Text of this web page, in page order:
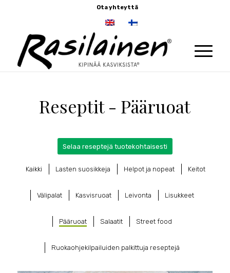
Ota yhteyttä
Reseptit - Pääruoat
Selaa reseptejä tuotekohtaisesti
Kaikki Lasten suosikkeja Helpot ja nopeat Keitot
Välipalat Kasvisruoat Leivonta Lisukkeet
Pääruoat Salaatit Street food
Ruokaohjekilpailuiden palkittuja reseptejä